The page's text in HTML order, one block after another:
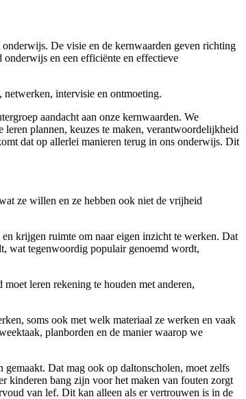
onderwijs. De visie en de kernwaarden geven richting
en een efficiënte en effectieve
intervisie en ontmoeting.
aandacht aan onze kernwaarden. We
plannen, keuzes te maken, verantwoordelijkheid
dat op allerlei manieren terug in ons onderwijs. Dit
ze willen en ze hebben ook niet de vrijheid
krijgen ruimte om naar eigen inzicht te werken. Dat
wat tegenwoordig populair genoemd wordt,
leren rekening te houden met anderen,
soms ook met welk materiaal ze werken en vaak
planborden en de manier waarop we
Dat mag ook op daltonscholen, moet zelfs
kinderen bang zijn voor het maken van fouten zorgt
van lef. Dit kan alleen als er vertrouwen is in de